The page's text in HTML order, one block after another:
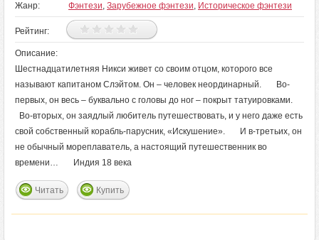
Жанр: Фэнтези, Зарубежное фэнтези, Историческое фэнтези
Рейтинг:
Описание:
Шестнадцатилетняя Никси живет со своим отцом, которого все
называют капитаном Слэйтом. Он – человек неординарный. Во-
первых, он весь – буквально с головы до ног – покрыт татуировками.
Во-вторых, он заядлый любитель путешествовать, и у него даже есть
свой собственный корабль-парусник, «Искушение». И в-третьих, он
не обычный мореплаватель, а настоящий путешественник во
времени… Индия 18 века
Читать Купить